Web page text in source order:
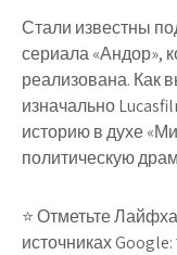
Стали известны
сериала «Андор»,
реализована. Как
изначально
историю в духе
политическую
⭐ Отметьте
источниках